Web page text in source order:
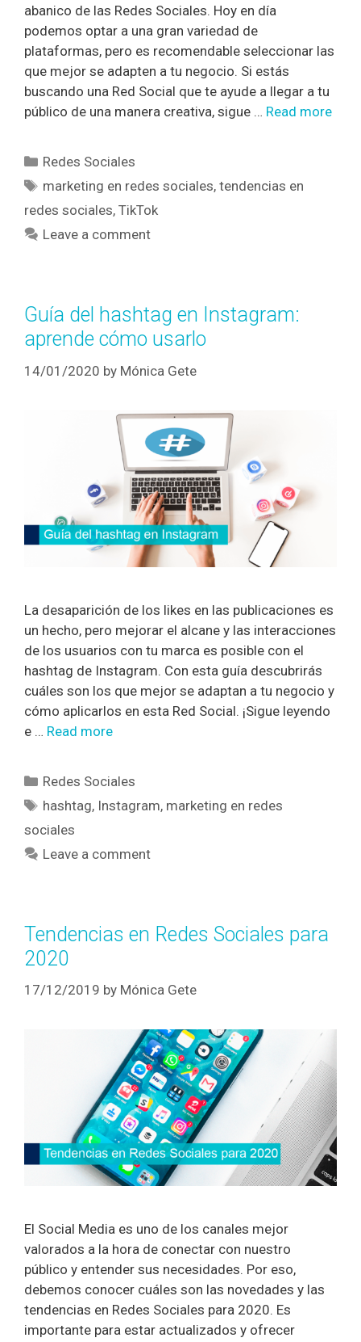
abanico de las Redes Sociales. Hoy en día
podemos optar a una gran variedad de
plataformas, pero es recomendable seleccionar las
que mejor se adapten a tu negocio. Si estás
buscando una Red Social que te ayude a llegar a tu
público de una manera creativa, sigue … Read more
Redes Sociales
marketing en redes sociales,tendencias en
redes sociales, TikTok
Leave a comment
Guía del hashtag en Instagram:
aprende cómo usarlo
14/01/2020 by Mónica Gete
La desaparición de los likes en las publicaciones es
un hecho, pero mejorar el alcane y las interacciones
de los usuarios con tu marca es posible con el
hashtag de Instagram. Con esta guía descubrirás
cuáles son los que mejor se adaptan a tu negocio y
cómo aplicarlos en esta Red Social. ¡Sigue leyendo
e … Read more
Redes Sociales
hashtag, Instagram, marketing en redes
sociales
Leave a comment
Tendencias en Redes Sociales para
2020
17/12/2019 by Mónica Gete
El Social Media es uno de los canales mejor
valorados a la hora de conectar con nuestro
público y entender sus necesidades. Por eso,
debemos conocer cuáles son las novedades y las
tendencias en Redes Sociales para 2020. Es
importante para estar actualizados y ofrecer